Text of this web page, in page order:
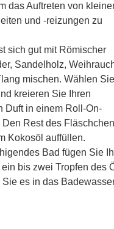
das Auftreten von
und -reizungen zu
sich gut mit Römischer
Sandelholz,
mischen. Wählen
kreieren Sie Ihren
Duft in einem Roll-On-
Den Rest des
Kokosöl auffüllen.
Bad fügen Sie
bis zwei Tropfen des
Sie es in das